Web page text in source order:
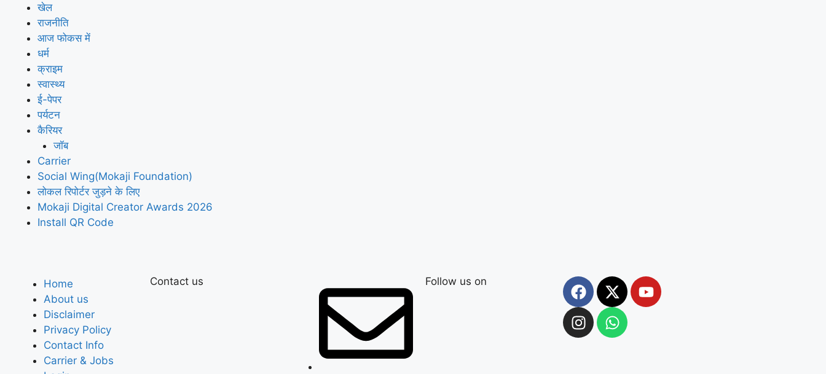
खेल
राजनीति
आज फोकस में
धर्म
क्राइम
स्वास्थ्य
ई-पेपर
पर्यटन
कैरियर
जॉब
Carrier
Social Wing(Mokaji Foundation)
लोकल रिपोर्टर जुड़ने के लिए
Mokaji Digital Creator Awards 2026
Install QR Code
Home
About us
Disclaimer
Privacy Policy
Contact Info
Carrier & Jobs
Contact us Follow us on